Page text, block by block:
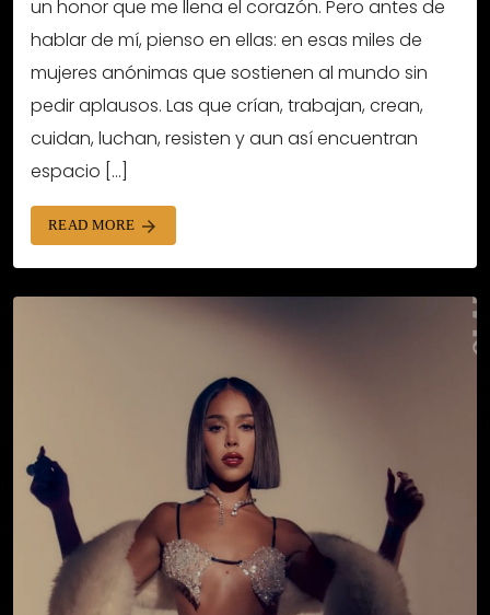
un honor que me llena el corazón. Pero antes de
hablar de mí, pienso en ellas: en esas miles de
mujeres anónimas que sostienen al mundo sin
pedir aplausos. Las que crían, trabajan, crean,
cuidan, luchan, resisten y aun así encuentran
espacio […]
READ MORE arrow_forward